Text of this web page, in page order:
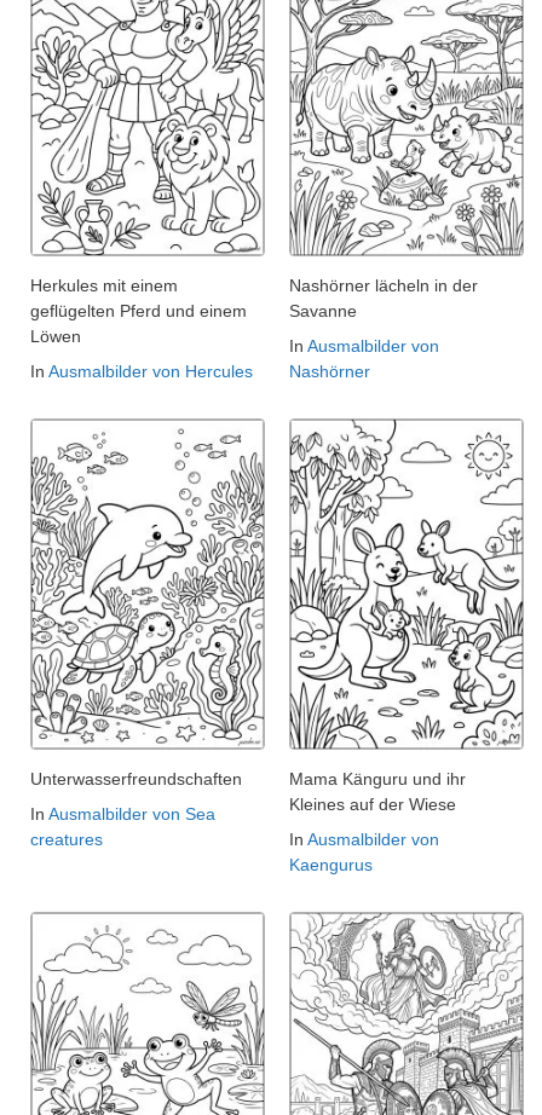
Herkules mit einem
geflügelten Pferd und einem
Löwen
In Ausmalbilder von Hercules
Nashörner lächeln in der
Savanne
In Ausmalbilder von
Nashörner
Unterwasserfreundschaften
In Ausmalbilder von Sea
creatures
Mama Känguru und ihr
Kleines auf der Wiese
In Ausmalbilder von
Kaengurus